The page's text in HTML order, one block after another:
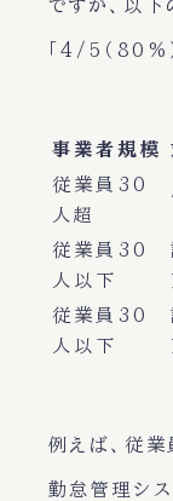
ですが、以
「4/5（80%）
事業者規模
従業員30
人超
従業員30
人以下
従業員30
人以下
例えば、従
勤怠管理シス